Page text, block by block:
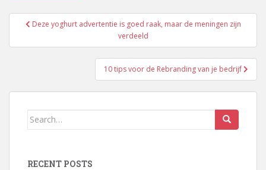
PostDeze yoghurt advertentie is goed raak, maar de meningen zijn
verdeeld
10 tips voor de Rebranding van je bedrijf
Search
RECENT POSTS